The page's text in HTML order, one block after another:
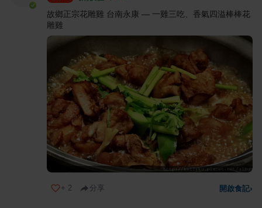
故鄉正宗花雕雞 台南永康 — 一雞三吃、香氣四溢棒棒花
雕雞
+ 2 分享 開啟食記›